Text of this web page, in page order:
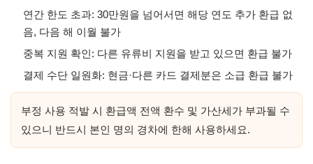
연간 한도 초과: 30만원을 넘어서면 해당 연도 추가 환급 없
음, 다음 해 이월 불가
중복 지원 확인: 다른 유류비 지원을 받고 있으면 환급 불가
결제 수단 일원화: 현금·다른 카드 결제분은 소급 환급 불가
부정 사용 적발 시 환급액 전액 환수 및 가산세가 부과될 수
있으니 반드시 본인 명의 경차에 한해 사용하세요.